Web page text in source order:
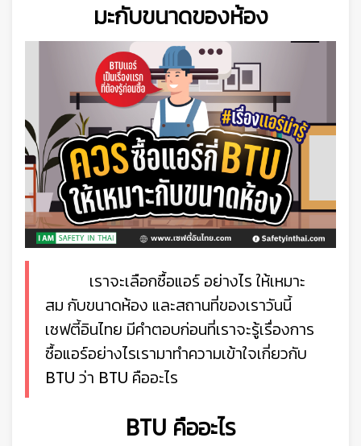
มะกับขนาดของห้อง
เราจะเลือกซื้อแอร์ อย่างไร ให้เหมาะ
สม กับขนาดห้อง และสถานที่ของเราวันนี้
เซฟตี้อินไทย มีคำตอบก่อนที่เราจะรู้เรื่องการ
ซื้อแอร์อย่างไรเรามาทำความเข้าใจเกี่ยวกับ
BTU ว่า BTU คืออะไร
BTU คืออะไร